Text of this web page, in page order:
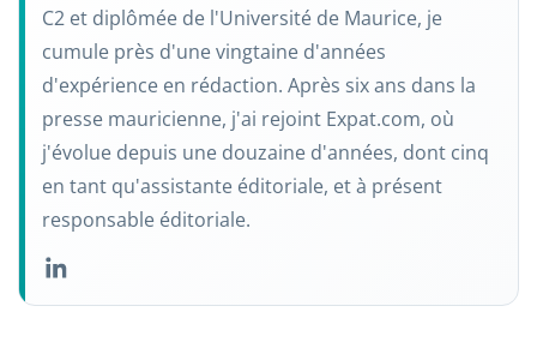
C2 et diplômée de l'Université de Maurice, je
cumule près d'une vingtaine d'années
d'expérience en rédaction. Après six ans dans la
presse mauricienne, j'ai rejoint Expat.com, où
j'évolue depuis une douzaine d'années, dont cinq
en tant qu'assistante éditoriale, et à présent
responsable éditoriale.